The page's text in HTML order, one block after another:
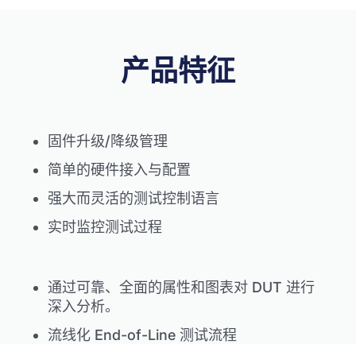
产品特征
固件升级/降级管理
简单的硬件接入与配置
强大而灵活的测试控制语言
实时监控测试过程
通过可靠、全面的属性和图表对 DUT 进行
深入分析。
流线化 End-of-Line 测试流程